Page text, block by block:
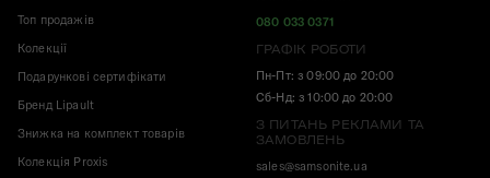
Топ продажів
Колекції
Подарункові сертифікати
Бренд Lipault
Знижка на комплект товарів
Колекція Proxis
080 033 0371
ГРАФІК РОБОТИ
Пн-Пт: з 09:00 до 20:00
Сб-Нд: з 10:00 до 20:00
З ПИТАНЬ РЕКЛАМИ ТА
ЗАМОВЛЕНЬ
sales@samsonite.ua